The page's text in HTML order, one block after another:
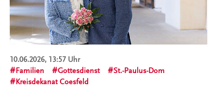
10.06.2026, 13:57 Uhr
Familien
Gottesdienst
St.-Paulus-Dom
Kreisdekanat Coesfeld